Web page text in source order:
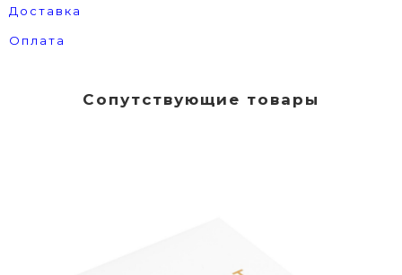
Доставка
Оплата
Сопутствующие товары